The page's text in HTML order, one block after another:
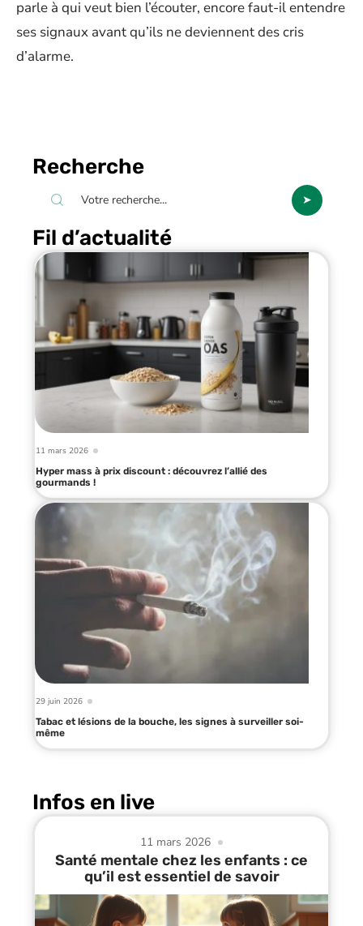
parle à qui veut bien l’écouter, encore faut-il entendre
ses signaux avant qu’ils ne deviennent des cris
d’alarme.
Recherche
Fil d’actualité
11 mars 2026
Hyper mass à prix discount : découvrez l’allié des
gourmands !
29 juin 2026
Tabac et lésions de la bouche, les signes à surveiller soi-
même
Infos en live
11 mars 2026
Santé mentale chez les enfants : ce
qu’il est essentiel de savoir